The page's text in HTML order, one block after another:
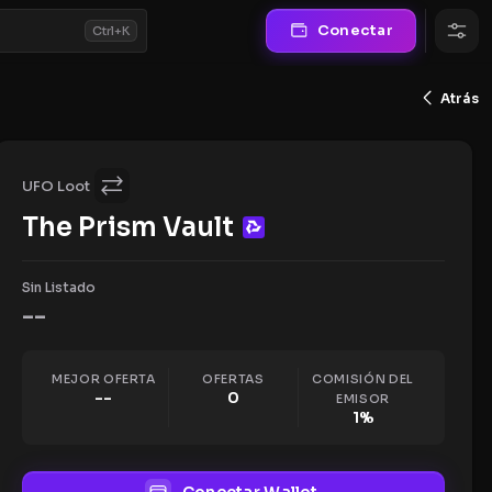
Ctrl+K Conectar
Atrás
UFO Loot
The Prism Vault
Sin Listado
--
MEJOR OFERTA
--
OFERTAS
0
COMISIÓN DEL
EMISOR
1%